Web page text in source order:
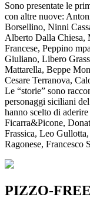
Sono presentate le
con altre nuove:
Borsellino, Ninni
Alberto Dalla Chiesa,
Francese, Peppino
Giuliano, Libero
Mattarella, Beppe
Cesare Terranova,
Le “storie” sono
personaggi siciliani
hanno scelto di
Ficarra&Picone,
Frassica, Leo
Ragonese, Francesco
PIZZO-FREE